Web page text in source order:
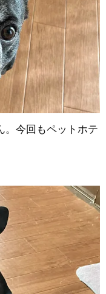
。今回もペットホテ